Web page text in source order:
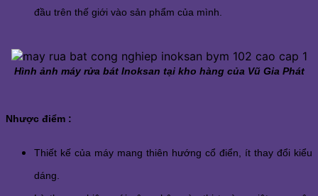
đầu trên thế giới vào sản phẩm của mình.
Hình ảnh máy rửa bát Inoksan tại kho hàng của Vũ Gia Phát
Nhược điểm :
Thiết kế của máy mang thiên hướng cổ điển, ít thay đổi kiểu
dáng.